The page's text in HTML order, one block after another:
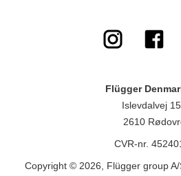
Flügger
Islevdalvej
2610
CVR-nr.
Copyright © 2026, Flügger group